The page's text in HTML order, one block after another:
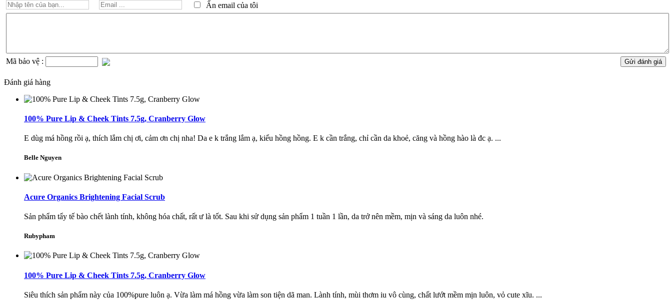
Ẩn email của tôi
Mã bảo vệ : Gửi đánh giá
Đánh giá hàng
100% Pure Lip & Cheek Tints 7.5g, Cranberry Glow
E dùg má hồng rồi ạ, thích lắm chị ơi, cảm ơn chị nha! Da e k trắng lắm ạ, kiểu hồng hồng. E k cần trắng, chỉ cần da khoẻ, căng và hồng hào là đc ạ. ...
Belle Nguyen
Acure Organics Brightening Facial Scrub
Sản phẩm tẩy tế bào chết lành tính, không hóa chất, rất ư là tốt. Sau khi sử dụng sản phẩm 1 tuần 1 lần, da trở nên mềm, mịn và sáng da luôn nhé.
Rubypham
100% Pure Lip & Cheek Tints 7.5g, Cranberry Glow
Siêu thích sản phẩm này của 100%pure luôn ạ. Vừa làm má hồng vừa làm son tiện dã man. Lành tính, mùi thơm iu vô cùng, chất lướt mềm mịn luôn, vỏ cute xĩu. ...